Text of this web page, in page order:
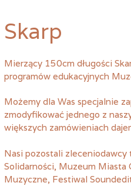
Skarp
Mierzący 150cm długości
programów edukacyjnych
Możemy dla Was specjalnie
zmodyfikować jednego z
większych zamówieniach
Nasi pozostali zleceniodawcy
Solidarności, Muzeum
Muzyczne, Festiwal